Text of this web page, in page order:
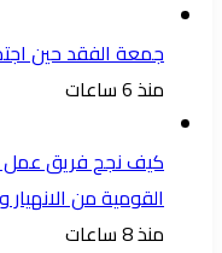
جمعة الفقد حين
منذ 6 ساعات
كيف نجح فريق عمل
القومية من الانهيار
منذ 8 ساعات